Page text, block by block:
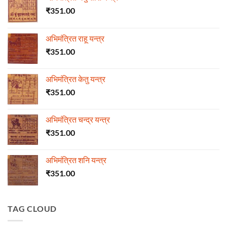
₹351.00
अभिमंत्रित राहू यन्त्र
₹351.00
अभिमंत्रित केतु यन्त्र
₹351.00
अभिमंत्रित चन्द्र यन्त्र
₹351.00
अभिमंत्रित शनि यन्त्र
₹351.00
TAG CLOUD